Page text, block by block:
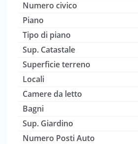
Numero civico
Piano
Tipo di piano
Sup. Catastale
Superficie terreno
Locali
Camere da letto
Bagni
Sup. Giardino
Numero Posti Auto